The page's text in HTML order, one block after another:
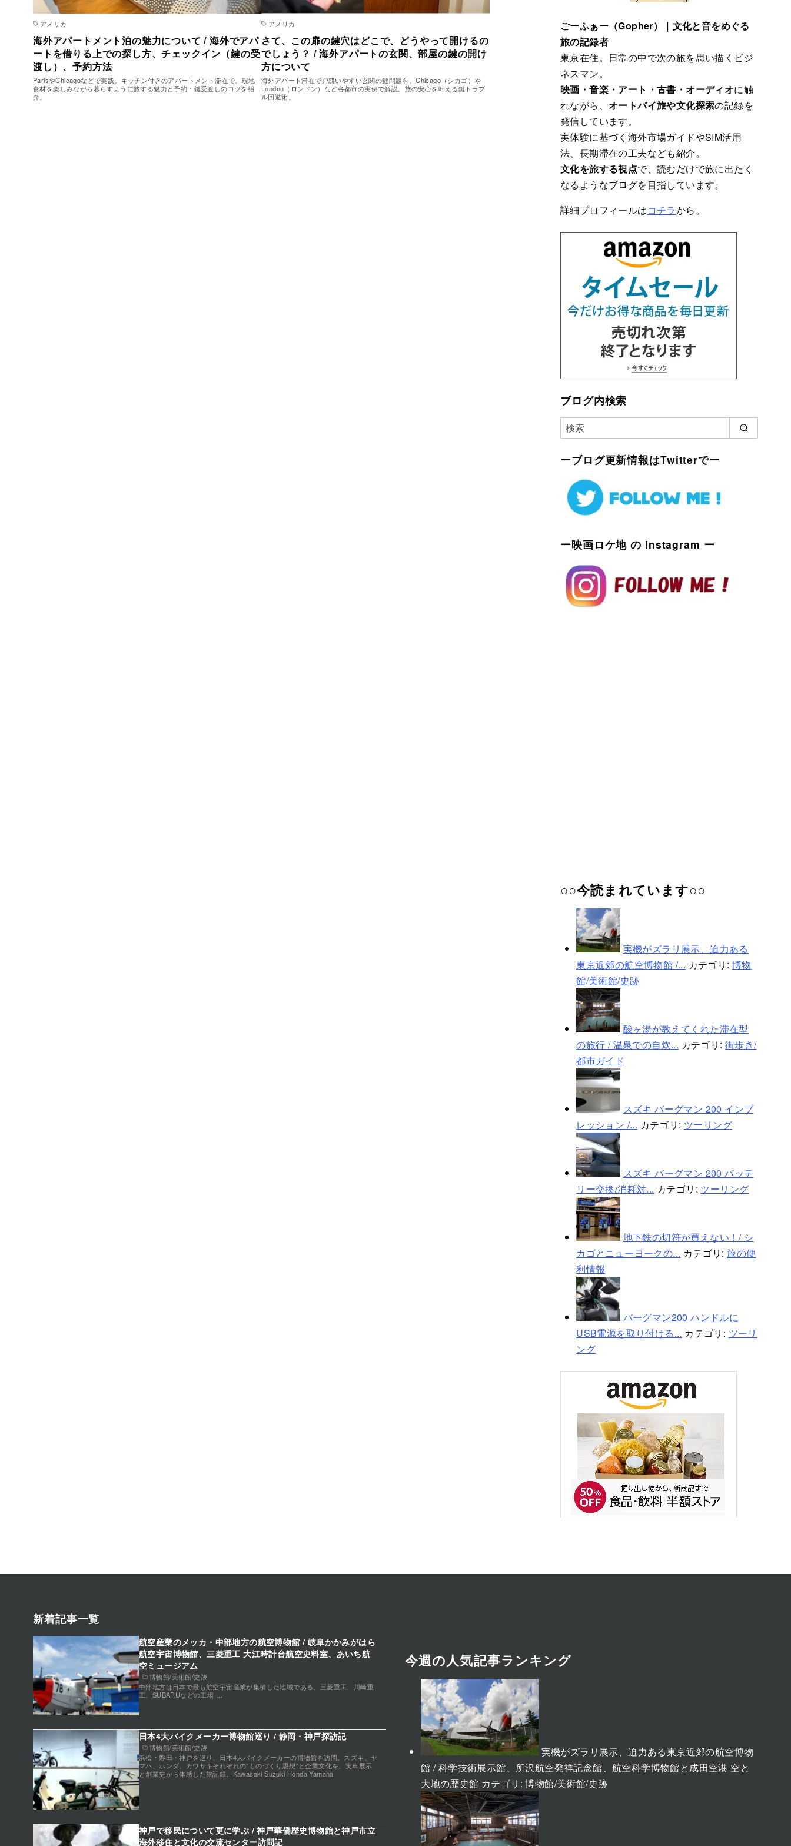
アメリカ
海外アパートメント泊の魅力について / 海外でアパ
ートを借りる上での探し方、チェックイン（鍵の受
渡し）、予約方法
ParisやChicagoなどで実践。キッチン付きのアパートメント滞在で、現地
食材を楽しみながら暮らすように旅する魅力と予約・鍵受渡しのコツを紹
介。
アメリカ
さて、この扉の鍵穴はどこで、どうやって開けるの
でしょう？ / 海外アパートの玄関、部屋の鍵の開け
方について
海外アパート滞在で戸惑いやすい玄関の鍵問題を、Chicago（シカゴ）や
London（ロンドン）など各都市の実例で解説。旅の安心を叶える鍵トラブ
ル回避術。
ごーふぁー（Gopher）｜文化と音をめぐる
旅の記録者
東京在住。日常の中で次の旅を思い描くビジ
ネスマン。
映画・音楽・アート・古書・オーディオに触
れながら、 オートバイ旅や文化探索の記録を
発信しています。
実体験に基づく海外市場ガイドやSIM活用
法、長期滞在の工夫なども紹介。
文化を旅する視点で、読むだけで旅に出たく
なるようなブログを目指しています。
詳細プロフィールはコチラから。
ブログ内検索
ーブログ更新情報はTwitterでー
ー映画ロケ地 の Instagram ー
○○今読まれています○○
実機がズラリ展示、迫力ある
東京近郊の航空博物館 /... カテゴリ: 博物
館/美術館/史跡
酸ヶ湯が教えてくれた滞在型
の旅行 / 温泉での自炊... カテゴリ: 街歩き/
都市ガイド
スズキ バーグマン 200 インプ
レッション /... カテゴリ: ツーリング
スズキ バーグマン 200 バッテ
リー交換/消耗対... カテゴリ: ツーリング
地下鉄の切符が買えない！/ シ
カゴとニューヨークの... カテゴリ:旅の便
利情報
バーグマン200 ハンドルに
USB電源を取り付ける... カテゴリ: ツーリ
ング
新着記事一覧
博物館/美術館/史跡
航空産業のメッカ・中部地方の航空博物館 / 岐阜かかみがはら
航空宇宙博物館、三菱重工 大江時計台航空史料室、あいち航
空ミュージアム
中部地方は日本で最も航空宇宙産業が集積した地域である。三菱重工、川崎重
工、SUBARUなどの工場 …
博物館/美術館/史跡
日本4大バイクメーカー博物館巡り / 静岡・神戸探訪記
浜松・磐田・神戸を巡り、日本4大バイクメーカーの博物館を訪問。スズキ、ヤ
マハ、ホンダ、カワサキそれぞれの“ものづくり思想”と企業文化を、実車展示
と創業史から体感した旅記録。Kawasaki Suzuki Honda Yamaha
神戸で移民について更に学ぶ / 神戸華僑歴史博物館と神戸市立
海外移住と文化の交流センター訪問記
今週の人気記事ランキング
実機がズラリ展示、迫力ある東京近郊の航空博物
館 / 科学技術展示館、所沢航空発祥記念館、航空科学博物館と成田空港 空と
大地の歴史館 カテゴリ:博物館/美術館/史跡